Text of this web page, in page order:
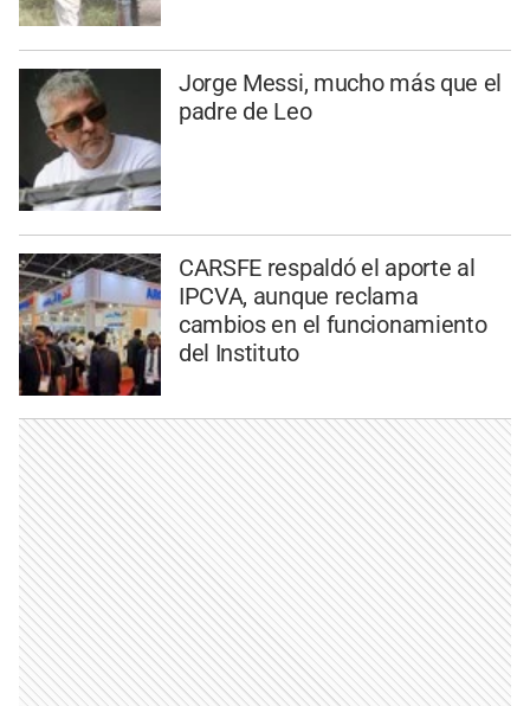
Jorge Messi, mucho más que el
padre de Leo
CARSFE respaldó el aporte al
IPCVA, aunque reclama
cambios en el funcionamiento
del Instituto